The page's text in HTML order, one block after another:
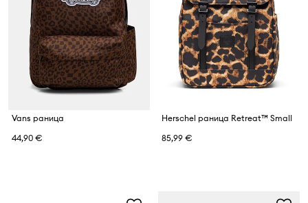
Vans раница
44,90 €
Herschel раница Retreat™ Small
85,99 €